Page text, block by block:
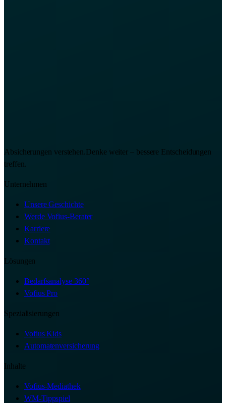
Absicherungen verstehen.Denke weiter – bessere Entscheidungen
treffen.
Unternehmen
Unsere Geschichte
Werde Vofius-Berater
Karriere
Kontakt
Lösungen
Bedarfsanalyse 360°
Vofius Pro
Spezialisierungen
Vofius Kids
Automatenversicherung
Inhalte
Vofius-Mediathek
WM-Tippspiel